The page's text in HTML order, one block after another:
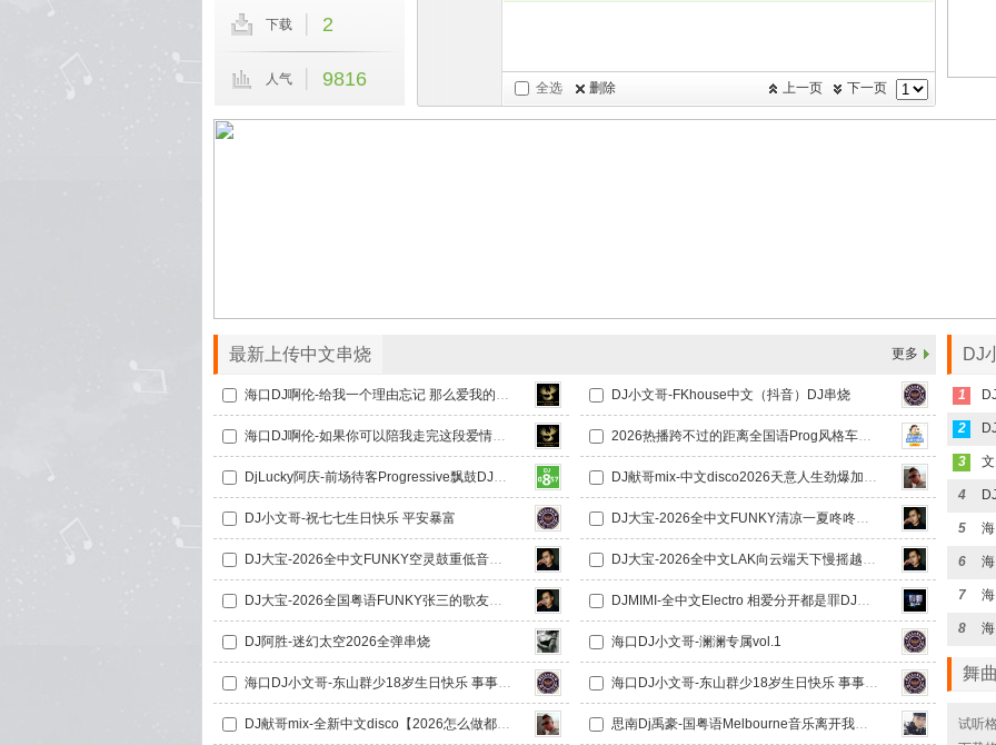
全选 删除 下一页
上一页
下载 2
人气 9816
最新上传中文串烧 更多
海口DJ啊伦-给我一个理由忘记 那么爱我的你国粤语回忆录中文Electro旋律极速串烧 DJ小文哥-FKhouse中文（抖音）DJ串烧
海口DJ啊伦-如果你可以陪我走完这段爱情国粤语回忆录中文Electro旋律极速串烧 2026热播跨不过的距离全国语Prog风格车载DJ串烧
DjLucky阿庆-前场待客Progressive飘鼓DJ串烧Vlo.2 DJ献哥mix-中文disco2026天意人生劲爆加快DJ串烧
DJ小文哥-祝七七生日快乐 平安暴富 DJ大宝-2026全中文FUNKY清凉一夏咚咚咚MUSIC慢摇大碟
DJ大宝-2026全中文FUNKY空灵鼓重低音咚咚咚MUSIC慢摇大碟 DJ大宝-2026全中文LAK向云端天下慢摇越南鼓MUSIC慢摇大碟
DJ大宝-2026全国粤语FUNKY张三的歌友谊之光MUSIC咚鼓慢摇大碟 DJMIMI-全中文Electro 相爱分开都是罪DJ慢摇音乐串烧
DJ阿胜-迷幻太空2026全弹串烧 海口DJ小文哥-澜澜专属vol.1
海口DJ小文哥-东山群少18岁生日快乐 事事顺利 心想事成 海口DJ小文哥-东山群少18岁生日快乐 事事顺利 心想事成vol.2
DJ献哥mix-全新中文disco【2026怎么做都是错】劲爆串烧 思南Dj禹豪-国粤语Melbourne音乐离开我的依赖Vs你瞒我瞒包房跳舞专辑
DJ
1
2
3
4
5
6
7
8
舞
试听